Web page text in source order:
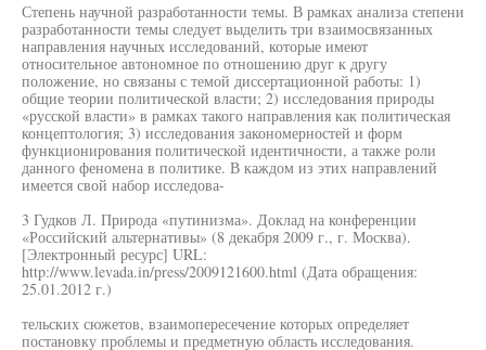
Степень научной разработанности темы. В рамках анализа степени
разработанности темы следует выделить три взаимосвязанных
направления научных исследований, которые имеют
относительное автономное по отношению друг к другу
положение, но связаны с темой диссертационной работы: 1)
общие теории политической власти; 2) исследования природы
«русской власти» в рамках такого направления как политическая
концептология; 3) исследования закономерностей и форм
функционирования политической идентичности, а также роли
данного феномена в политике. В каждом из этих направлений
имеется свой набор исследова-
3 Гудков Л. Природа «путинизма». Доклад на конференции
«Российский альтернативы» (8 декабря 2009 г., г. Москва).
[Электронный ресурс] URL:
http://www.levada.in/press/2009121600.html (Дата обращения:
25.01.2012 г.)
тельских сюжетов, взаимопересечение которых определяет
постановку проблемы и предметную область исследования.